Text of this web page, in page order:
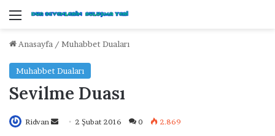
Menü
Anasayfa / Muhabbet Duaları
Muhabbet Duaları
Sevilme Duası
Ridvan 2 Şubat 2016 0 2.869